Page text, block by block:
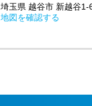
埼玉県 越谷市 新越谷1-
地図を確認する